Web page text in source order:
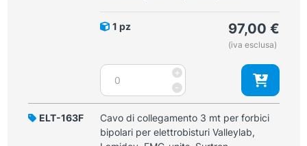
per
quantità
1 pz 97,00 €
(iva esclusa)
-
Cavo
collegamento
3
mt
per
+
ELT-163F
Cavo di collegamento 3 mt per forbici
bipolari per elettrobisturi Valleylab,